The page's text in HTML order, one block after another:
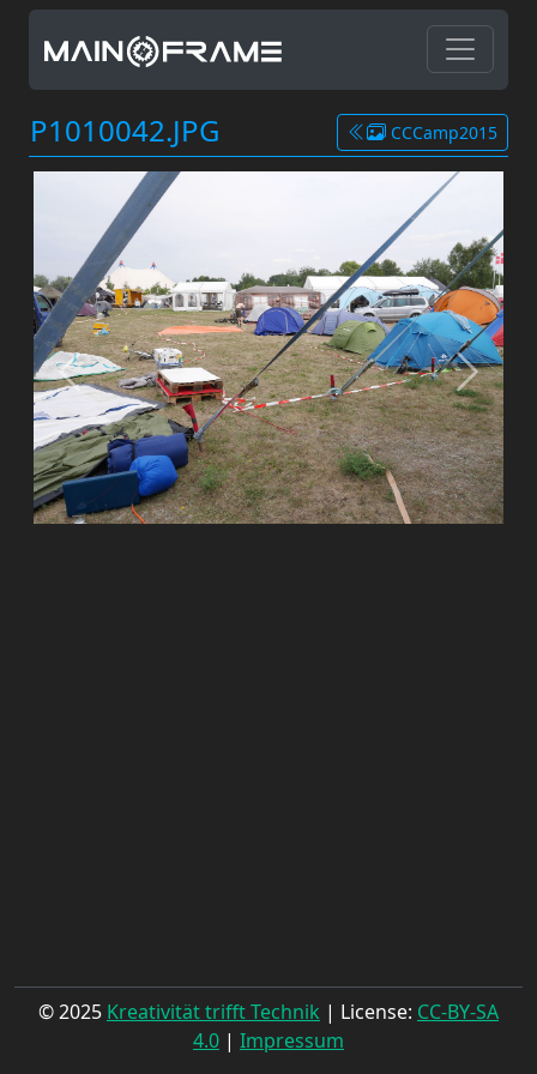
P1010042.JPG CCCamp2015
© 2025 Kreativität trifft Technik | License: CC-BY-SA
4.0 | Impressum